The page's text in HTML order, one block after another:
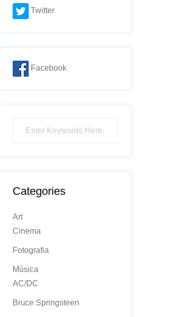
Twitter
Facebook
Categories
Art
Cinema
Fotografia
Música
AC/DC
Bruce Springsteen